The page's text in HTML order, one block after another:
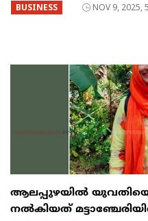
BUSINESS NOV 9, 2025,
ആലപ്പുഴയിൽ യുവതിയെ
നൽകിയത്